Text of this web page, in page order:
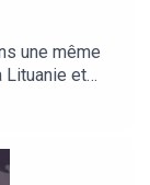
une même
Lituanie et
par la
depuis
du grand